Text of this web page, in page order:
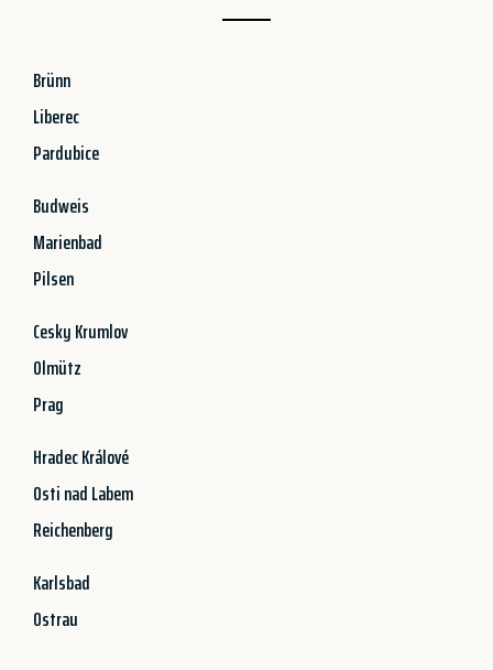
Brünn
Liberec
Pardubice
Budweis
Marienbad
Pilsen
Cesky Krumlov
Olmütz
Prag
Hradec Králové
Osti nad Labem
Reichenberg
Karlsbad
Ostrau